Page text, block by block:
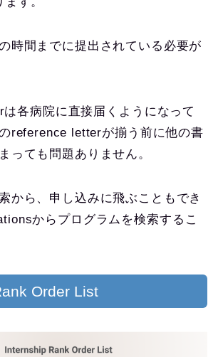
時間までに提出されている必要が
各病院に直接届くようになって
reference letterが揃う前に他の書
っても問題ありません。
から、申し込みに飛ぶこともでき
からプログラムを検索するこ
Order List